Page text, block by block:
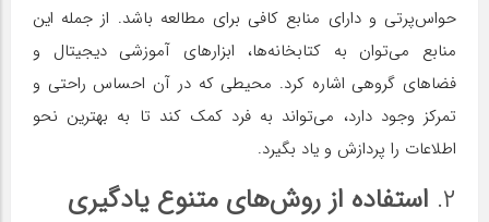
حواس‌پرتی و دارای منابع کافی برای مطالعه باشد. از جمله این
منابع می‌توان به کتابخانه‌ها، ابزارهای آموزشی دیجیتال و
فضاهای گروهی اشاره کرد. محیطی که در آن احساس راحتی و
تمرکز وجود دارد، می‌تواند به فرد کمک کند تا به بهترین نحو
اطلاعات را پردازش و یاد بگیرد.
۲. استفاده از روش‌های متنوع یادگیری